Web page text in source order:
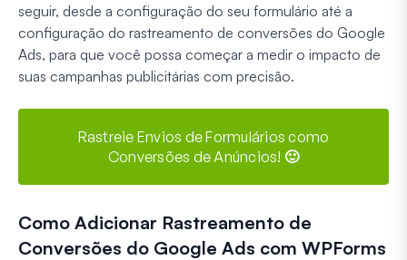
seguir, desde a configuração do seu formulário até a
configuração do rastreamento de conversões do Google
Ads, para que você possa começar a medir o impacto de
suas campanhas publicitárias com precisão.
Rastreie Envios de Formulários como
Conversões de Anúncios! 🙂
Como Adicionar Rastreamento de
Conversões do Google Ads com WPForms